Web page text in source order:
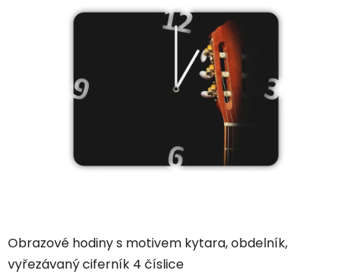
Obrazové hodiny s motivem kytara, obdelník,
vyřezávaný ciferník 4 číslice